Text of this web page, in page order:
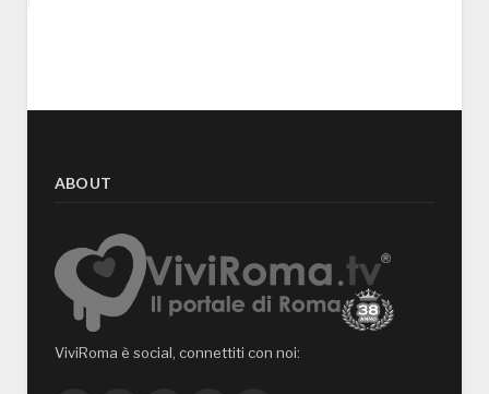
ABOUT
ViviRoma è social, connettiti con noi: